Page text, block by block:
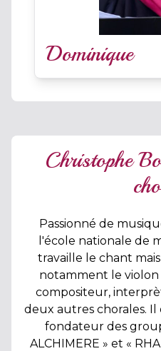
Dominique
Christophe
Passionné de
l'école nationale de
travaille le chant
notamment le
compositeur,
deux autres chorales.
fondateur des
ALCHIMERE » et «